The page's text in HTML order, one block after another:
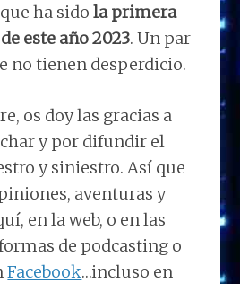
ha sido la primera
este año 2023. Un par
no tienen desperdicio.
os doy las gracias a
y por difundir el
y siniestro. Así que
aventuras y
en la web, o en las
de podcasting o
Facebook…incluso en